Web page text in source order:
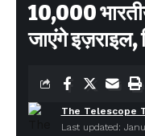
10,000
जाएंगे इज़राइल,
Last updated:
The Telescope